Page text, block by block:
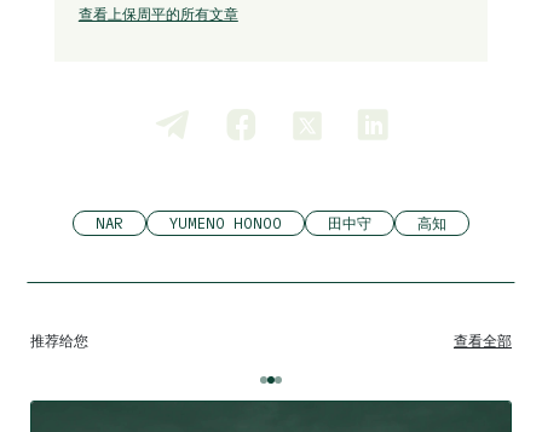
查看上保周平的所有文章
NAR YUMENO HONOO 田中守 高知
推荐给您 查看全部